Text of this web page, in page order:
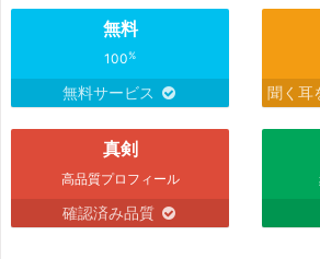
パートナーになりたい：
Nice looking man rich
BenlamariさんがVerabae27
さんのプロフ
Benlamariさんが
さんのプロフィ
価しました
無料
100%
無料サービス 聞く耳
真剣
高品質プロフィール
確認済み品質